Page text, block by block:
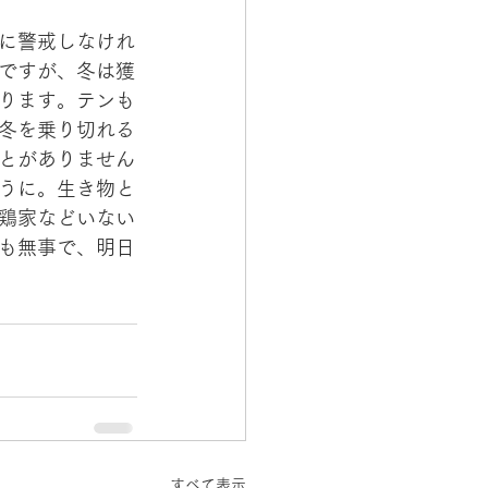
警戒しなけれ
すが、冬は獲
ます。テンも
を乗り切れる
がありません
に。生き物と
家などいない
無事で、明日
すべて表示